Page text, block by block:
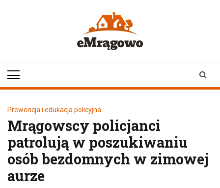
Prewencja i edukacja policyjna
Mrągowscy policjanci
patrolują w poszukiwaniu
osób bezdomnych w zimowej
aurze